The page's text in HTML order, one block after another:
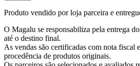
Produto vendido por loja parceira e
O Magalu se responsabiliza pela entrega
até o destino final.
As vendas são certificadas com nota fiscal
procedência de produtos originais.